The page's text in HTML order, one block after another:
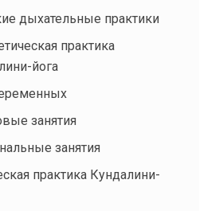
дыхательные практики
практика
йога
занятия
занятия
практика Кундалини-